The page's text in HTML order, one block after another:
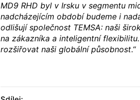
MD9 RHD byl v Irsku v segmentu
nadcházejícím období budeme i
odlišují společnost TEMSA: naši
na zákazníka a inteligentní
rozšiřovat naši globální působnost.“